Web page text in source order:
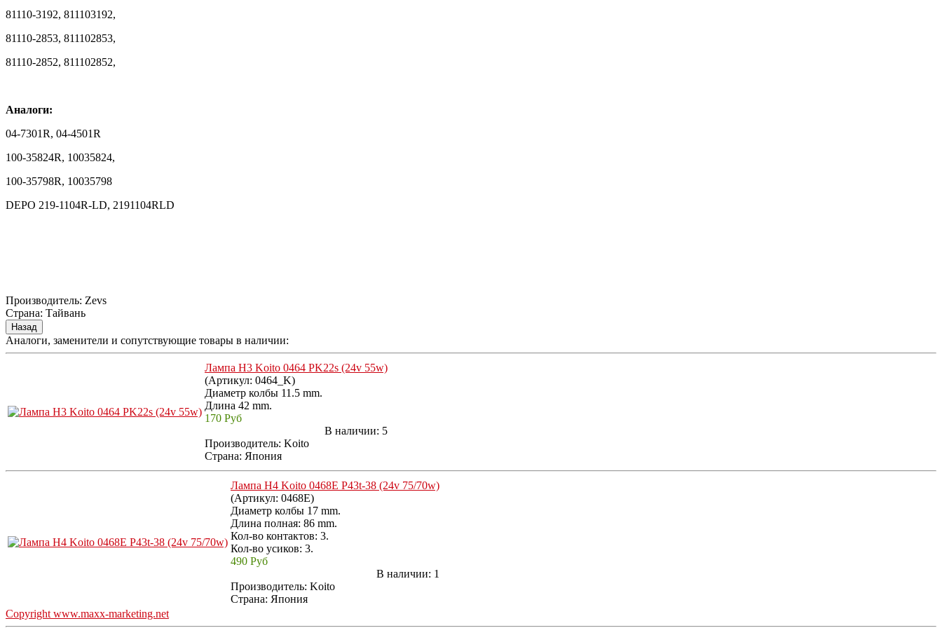
81110-3192, 811103192,
81110-2853, 811102853,
81110-2852, 811102852,
Аналоги:
04-7301R, 04-4501R
100-35824R, 10035824,
100-35798R, 10035798
DEPO 219-1104R-LD, 2191104RLD
Производитель: Zevs
Страна: Тайвань
Аналоги, заменители и сопутствующие товары в наличии:
Лампа H3 Koito 0464 PK22s (24v 55w)
(Артикул: 0464_K)
Диаметр колбы 11.5 mm.
Длина 42 mm.
170 Руб
В наличии: 5
Производитель: Koito
Страна: Япония
Лампа H4 Koito 0468E P43t-38 (24v 75/70w)
(Артикул: 0468E)
Диаметр колбы 17 mm.
Длина полная: 86 mm.
Кол-во контактов: 3.
Кол-во усиков: 3.
490 Руб
В наличии: 1
Производитель: Koito
Страна: Япония
Copyright www.maxx-marketing.net